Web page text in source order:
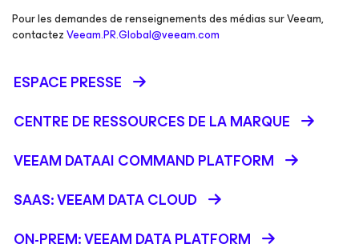
Pour les demandes de renseignements des médias sur Veeam,
contactezVeeam.PR.Global@veeam.com
ESPACE PRESSE
CENTRE DE RESSOURCES DE LA MARQUE
VEEAM DATAAI COMMAND PLATFORM
SAAS: VEEAM DATA CLOUD
ON-PREM: VEEAM DATA PLATFORM